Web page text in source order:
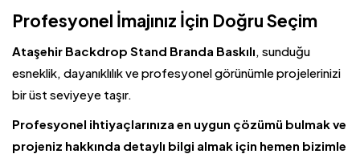
Profesyonel İmajınız İçin Doğru Seçim
Ataşehir Backdrop Stand Branda Baskılı, sunduğu
esneklik, dayanıklılık ve profesyonel görünümle projelerinizi
bir üst seviyeye taşır.
Profesyonel ihtiyaçlarınıza en uygun çözümü bulmak ve
projeniz hakkında detaylı bilgi almak için hemen bizimle